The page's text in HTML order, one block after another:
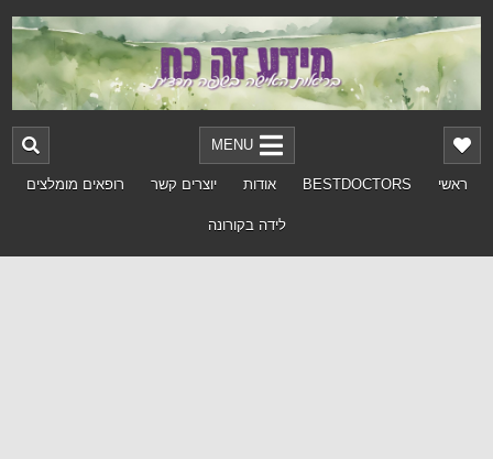
MENU
ראשי BESTDOCTORS אודות יוצרים קשר רופאים מומלצים
לידה בקורונה